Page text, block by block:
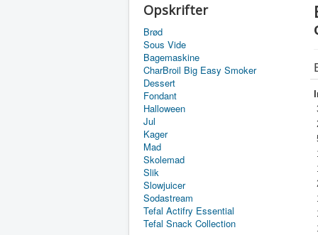
Opskrifter
Brød
Sous Vide
Bagemaskine
CharBroil Big Easy Smoker
Dessert
Fondant
Halloween
Jul
Kager
Mad
Skolemad
Slik
Slowjuicer
Sodastream
Tefal Actifry Essential
Tefal Snack Collection